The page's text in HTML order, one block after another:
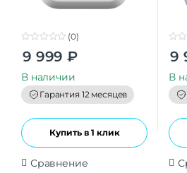
o
t
o
f
5
(0)
9 999 ₽
В наличии
Гарантия 12 месяцев
Купить в 1 клик
Сравнение
o
t
o
f
5
9
В